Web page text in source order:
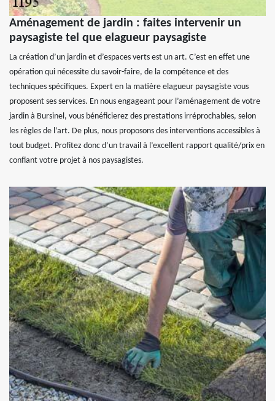
Aménagement de jardin : faites intervenir un
paysagiste tel que elagueur paysagiste
La création d’un jardin et d’espaces verts est un art. C’est en effet une
opération qui nécessite du savoir-faire, de la compétence et des
techniques spécifiques. Expert en la matière elagueur paysagiste vous
proposent ses services. En nous engageant pour l’aménagement de votre
jardin à Bursinel, vous bénéficierez des prestations irréprochables, selon
les règles de l’art. De plus, nous proposons des interventions accessibles à
tout budget. Profitez donc d’un travail à l’excellent rapport qualité/prix en
confiant votre projet à nos paysagistes.